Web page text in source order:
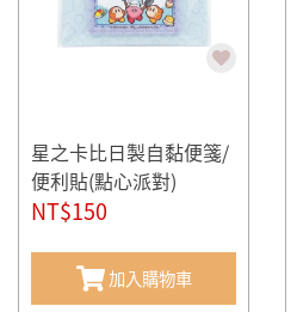
星之卡比日製自黏便箋/
便利貼(點心派對)
NT$150
加入購物車